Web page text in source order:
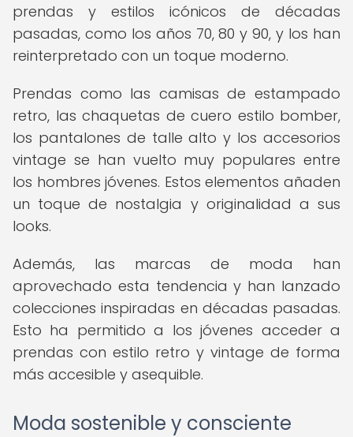
prendas y estilos icónicos de décadas
pasadas, como los años 70, 80 y 90, y los han
reinterpretado con un toque moderno.
Prendas como las camisas de estampado
retro, las chaquetas de cuero estilo bomber,
los pantalones de talle alto y los accesorios
vintage se han vuelto muy populares entre
los hombres jóvenes. Estos elementos añaden
un toque de nostalgia y originalidad a sus
looks.
Además, las marcas de moda han
aprovechado esta tendencia y han lanzado
colecciones inspiradas en décadas pasadas.
Esto ha permitido a los jóvenes acceder a
prendas con estilo retro y vintage de forma
más accesible y asequible.
Moda sostenible y consciente